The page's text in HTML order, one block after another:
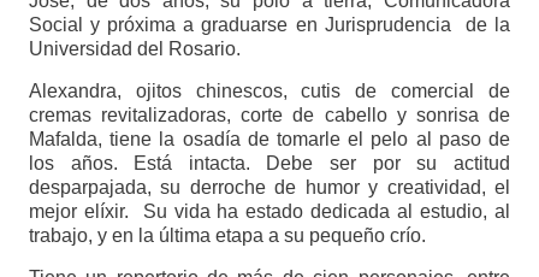
Social y próxima a graduarse en Jurisprudencia de la
Universidad del Rosario.
Alexandra, ojitos chinescos, cutis de comercial de
cremas revitalizadoras, corte de cabello y sonrisa de
Mafalda, tiene la osadía de tomarle el pelo al paso de
los años. Está intacta. Debe ser por su actitud
desparpajada, su derroche de humor y creatividad, el
mejor elíxir. Su vida ha estado dedicada al estudio, al
trabajo, y en la última etapa a su pequeño crío.